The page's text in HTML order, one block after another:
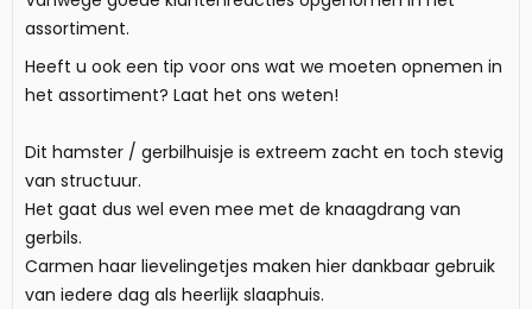
assortiment.
Heeft u ook een tip voor ons wat we moeten opnemen in
het assortiment? Laat het ons weten!
Dit hamster / gerbilhuisje is extreem zacht en toch stevig
van structuur.
Het gaat dus wel even mee met de knaagdrang van
gerbils.
Carmen haar lievelingetjes maken hier dankbaar gebruik
van iedere dag als heerlijk slaaphuis.